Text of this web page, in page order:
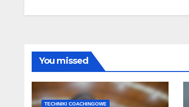
You missed
TECHNIKI COACHINGOWE